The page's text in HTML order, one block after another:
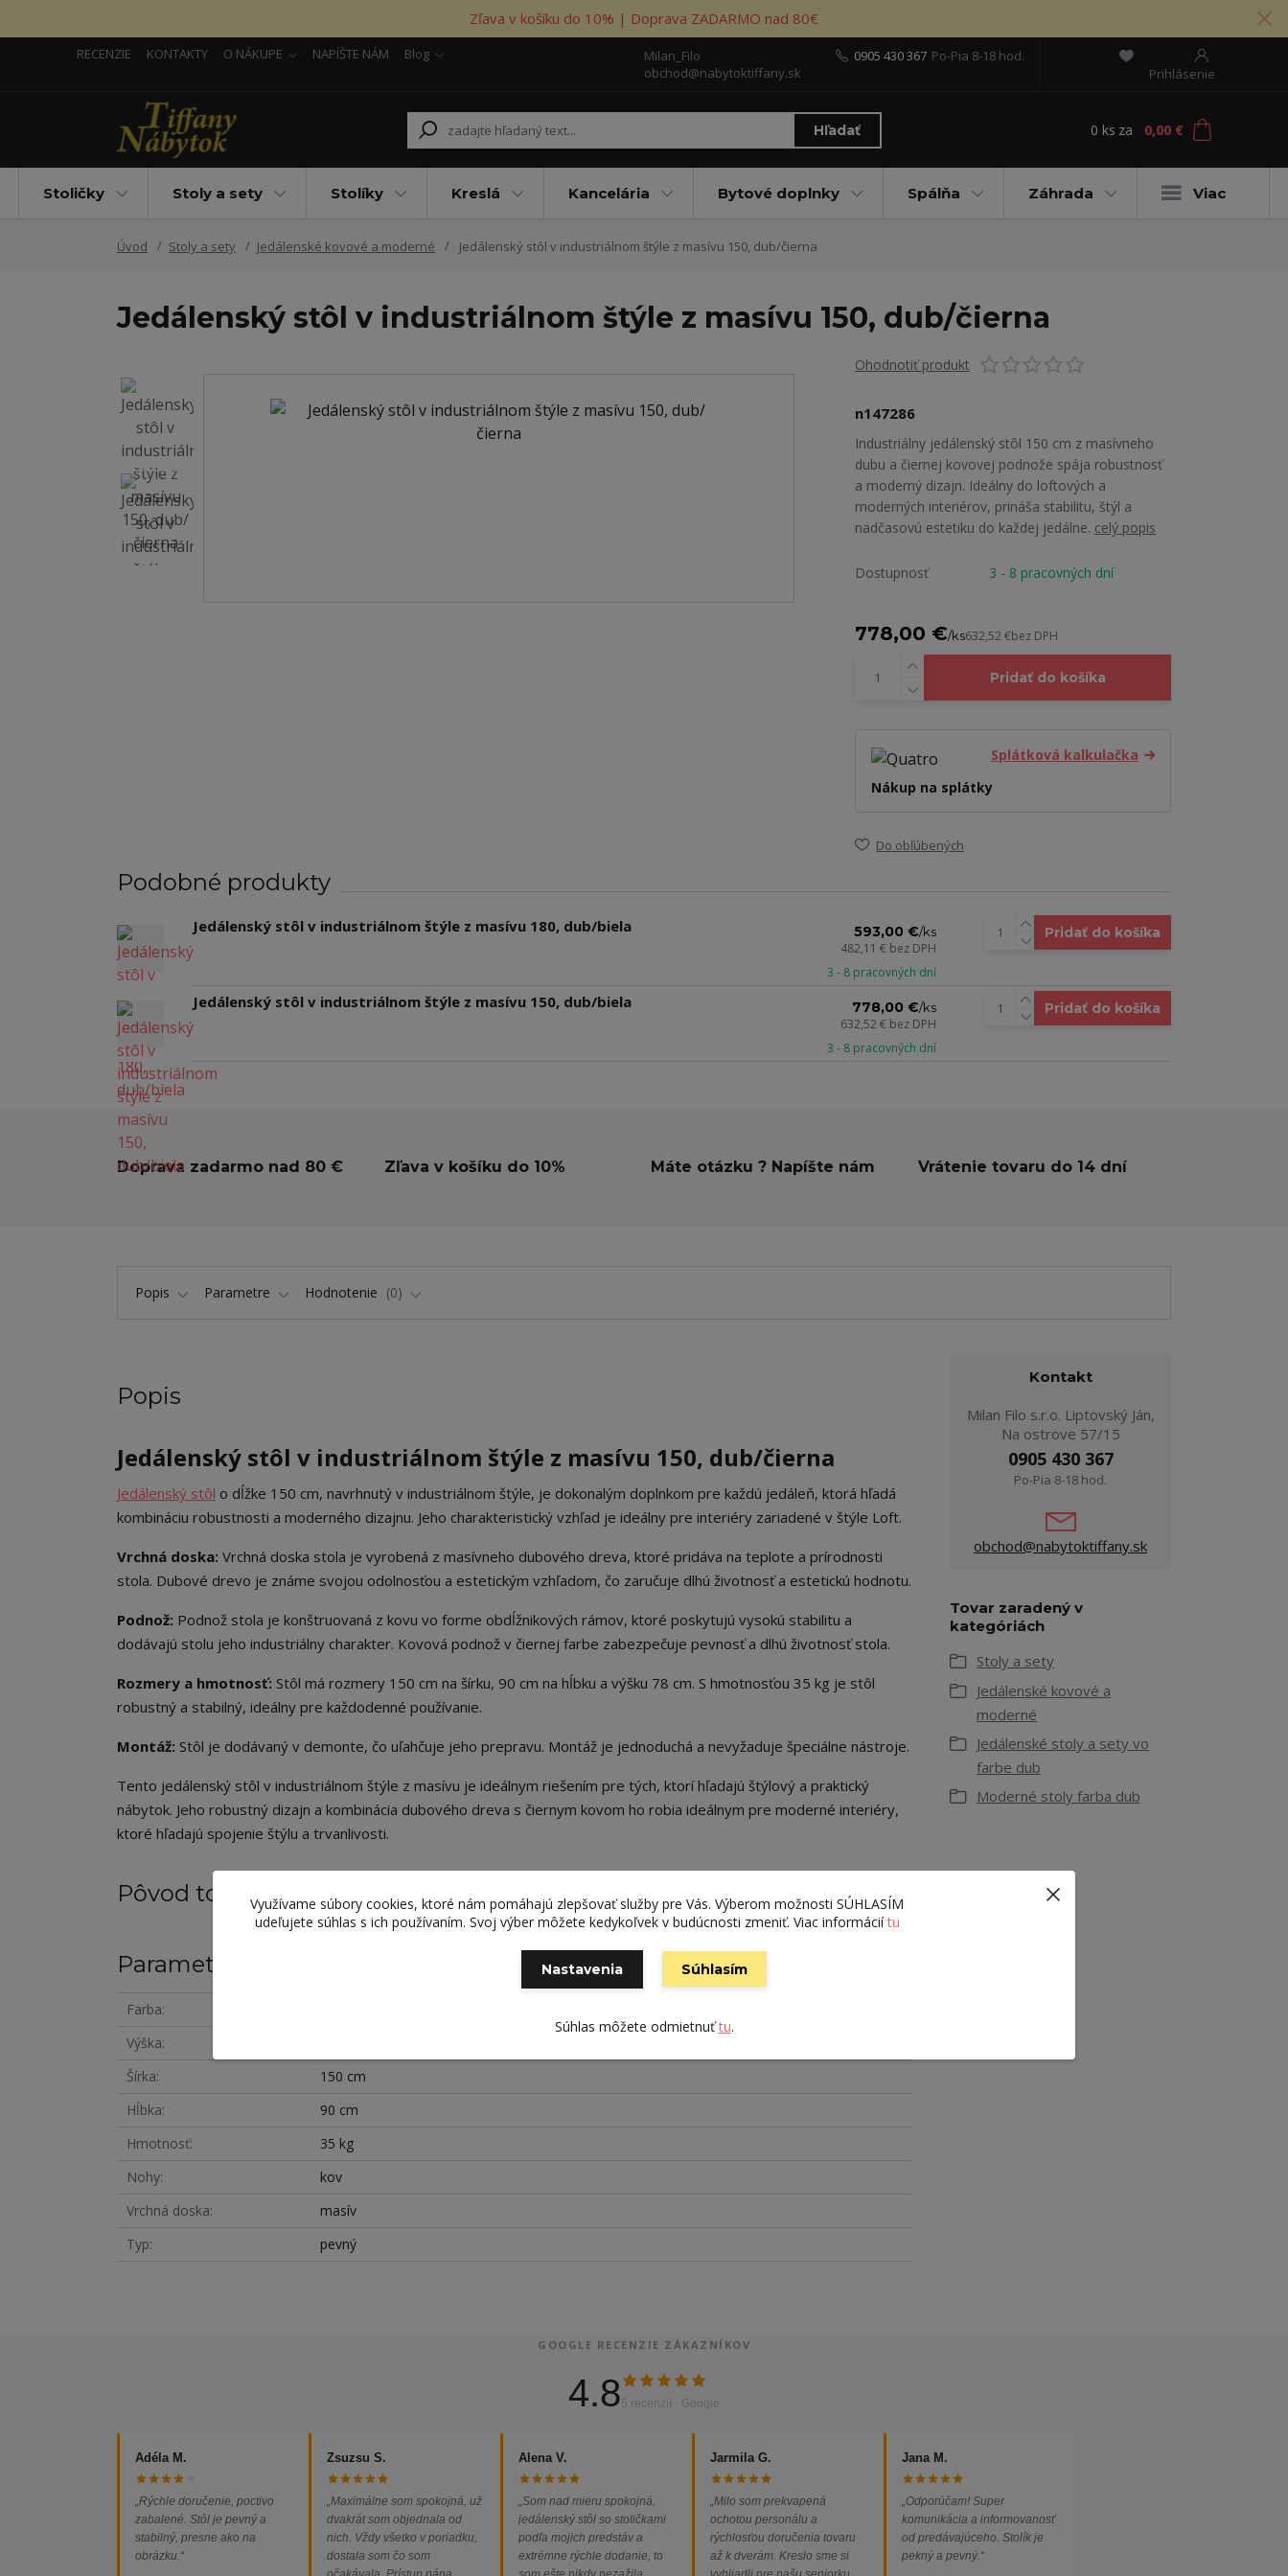
Zľava v košíku do 10% | Doprava ZADARMO nad 80€
RECENZIE KONTAKTY O NÁKUPE NAPÍŠTE NÁM
Blog
Prihlásenie
Hľadať
Milan_Filo
obchod@nabytoktiffany.sk
0905 430 367 Po-Pia 8-18 hod.
0 ks za 0,00 €
Stoličky Stoly a sety Stolíky Kreslá Kancelária Bytové doplnky Spálňa Záhrada Viac
Úvod Stoly a sety Jedálenské kovové a moderné Jedálenský stôl v industriálnom štýle z masívu 150, dub/čierna
Jedálenský stôl v industriálnom štýle z masívu 150, dub/čierna
Ohodnotiť produkt
n147286
Industriálny jedálenský stôl 150 cm z masívneho
dubu a čiernej kovovej podnože spája robustnosť
a moderný dizajn. Ideálny do loftových a
moderných interiérov, prináša stabilitu, štýl a
nadčasovú estetiku do každej jedálne. celý popis
Dostupnosť 3 - 8 pracovných dní
778,00 €/ks632,52 €bez DPH
Pridať do košíka
Splátková kalkulačka
Nákup na splátky
Do obľúbených
Podobné produkty
Jedálenský stôl v industriálnom štýle z masívu 180, dub/biela 593,00 €/ks
482,11 € bez DPH
3 - 8 pracovných dní
Pridať do košíka
Jedálenský stôl v industriálnom štýle z masívu 150, dub/biela 778,00 €/ks
632,52 € bez DPH
3 - 8 pracovných dní
Pridať do košíka
Doprava zadarmo nad 80 € Zľava v košíku do 10% Máte otázku ? Napíšte nám Vrátenie tovaru do 14 dní
Popis Parametre Hodnotenie 0
Popis
Jedálenský stôl v industriálnom štýle z masívu 150, dub/čierna
Jedálenský stôl o dĺžke 150 cm, navrhnutý v industriálnom štýle, je dokonalým doplnkom pre každú jedáleň, ktorá hľadá
kombináciu robustnosti a moderného dizajnu. Jeho charakteristický vzhľad je ideálny pre interiéry zariadené v štýle Loft.
Vrchná doska: Vrchná doska stola je vyrobená z masívneho dubového dreva, ktoré pridáva na teplote a prírodnosti
stola. Dubové drevo je známe svojou odolnosťou a estetickým vzhľadom, čo zaručuje dlhú životnosť a estetickú hodnotu.
Podnož: Podnož stola je konštruovaná z kovu vo forme obdĺžnikových rámov, ktoré poskytujú vysokú stabilitu a
dodávajú stolu jeho industriálny charakter. Kovová podnož v čiernej farbe zabezpečuje pevnosť a dlhú životnosť stola.
Rozmery a hmotnosť: Stôl má rozmery 150 cm na šírku, 90 cm na hĺbku a výšku 78 cm. S hmotnosťou 35 kg je stôl
robustný a stabilný, ideálny pre každodenné používanie.
Montáž: Stôl je dodávaný v demonte, čo uľahčuje jeho prepravu. Montáž je jednoduchá a nevyžaduje špeciálne nástroje.
Tento jedálenský stôl v industriálnom štýle z masívu je ideálnym riešením pre tých, ktorí hľadajú štýlový a praktický
nábytok. Jeho robustný dizajn a kombinácia dubového dreva s čiernym kovom ho robia ideálnym pre moderné interiéry,
ktoré hľadajú spojenie štýlu a trvanlivosti.
Pôvod tovaru
Parametre
Farba
Výška
Šírka
150 cm
Hĺbka
90 cm
Hmotnosť
35 kg
Nohy
kov
Vrchná doska
masív
Typ
pevný
Kontakt
Milan Filo s.r.o. Liptovský Ján,
Na ostrove 57/15
0905 430 367
Po-Pia 8-18 hod.
obchod@nabytoktiffany.sk
Tovar zaradený v
kategóriách
Stoly a sety
Jedálenské kovové a
moderné
Jedálenské stoly a sety vo
farbe dub
Moderné stoly farba dub
GOOGLE RECENZIE ZÁKAZNÍKOV
4.85 recenzií · Google
Adéla M.
„Rýchle doručenie, poctivo
zabalené. Stôl je pevný a
stabilný, presne ako na
obrázku.“
Zsuzsu S.
„Maximálne som spokojná, už
dvakrát som objednala od
nich. Vždy všetko v poriadku,
dostala som čo som
Alena V.
„Som nad mieru spokojná,
jedálenský stôl so stoličkami
podľa mojich predstáv a
extrémne rýchle dodanie, to
Jarmila G.
„Milo som prekvapená
ochotou personálu a
rýchlosťou doručenia tovaru
až k dverám. Kreslo sme si
Jana M.
„Odporúčam! Super
komunikácia a informovanosť
od predávajúceho. Stolík je
pekný a pevný.“
Využívame súbory cookies, ktoré nám pomáhajú zlepšovať služby pre Vás. Výberom možnosti SÚHLASÍM
udeľujete súhlas s ich používaním. Svoj výber môžete kedykoľvek v budúcnosti zmeniť. Viac informáciítu
Nastavenia Súhlasím
Súhlas môžete odmietnuťtu.